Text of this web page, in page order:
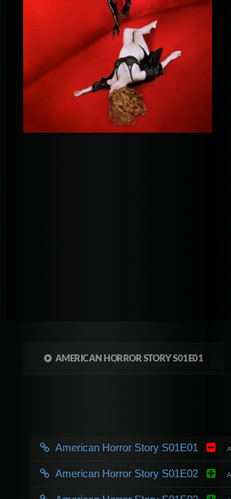
AMERICAN HORROR STORY S01E01
American Horror Story S01E01
American Horror Story S01E02